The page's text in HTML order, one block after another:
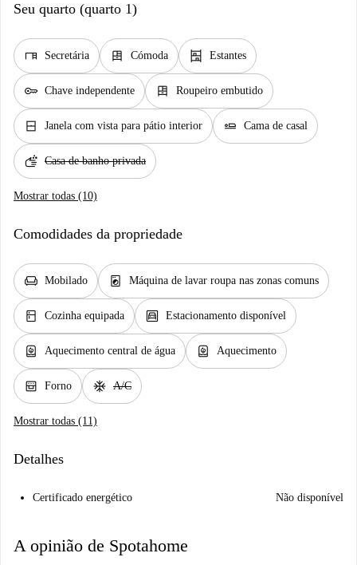
Seu quarto (quarto 1)
desk Secretária dresser Cómoda shelves Estantes
key Chave independente dresser Roupeiro embutido
window_closed Janela com vista para pátio interior airline_seat_flat Cama de casal
soap Casa de banho privada
Mostrar todas (10)
Comodidades da propriedade
chair Mobilado local_laundry_service Máquina de lavar roupa nas zonas comuns
kitchen Cozinha equipada garage Estacionamento disponível
water_heater Aquecimento central de água water_heater Aquecimento
oven_gen Forno ac_unit A/C
Mostrar todas (11)
Detalhes
Certificado energético Não disponível
A opinião de Spotahome